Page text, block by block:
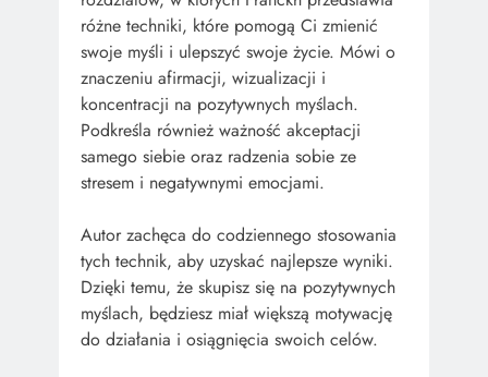
różne techniki, które pomogą Ci zmienić
swoje myśli i ulepszyć swoje życie. Mówi o
znaczeniu afirmacji, wizualizacji i
koncentracji na pozytywnych myślach.
Podkreśla również ważność akceptacji
samego siebie oraz radzenia sobie ze
stresem i negatywnymi emocjami.
Autor zachęca do codziennego stosowania
tych technik, aby uzyskać najlepsze wyniki.
Dzięki temu, że skupisz się na pozytywnych
myślach, będziesz miał większą motywację
do działania i osiągnięcia swoich celów.